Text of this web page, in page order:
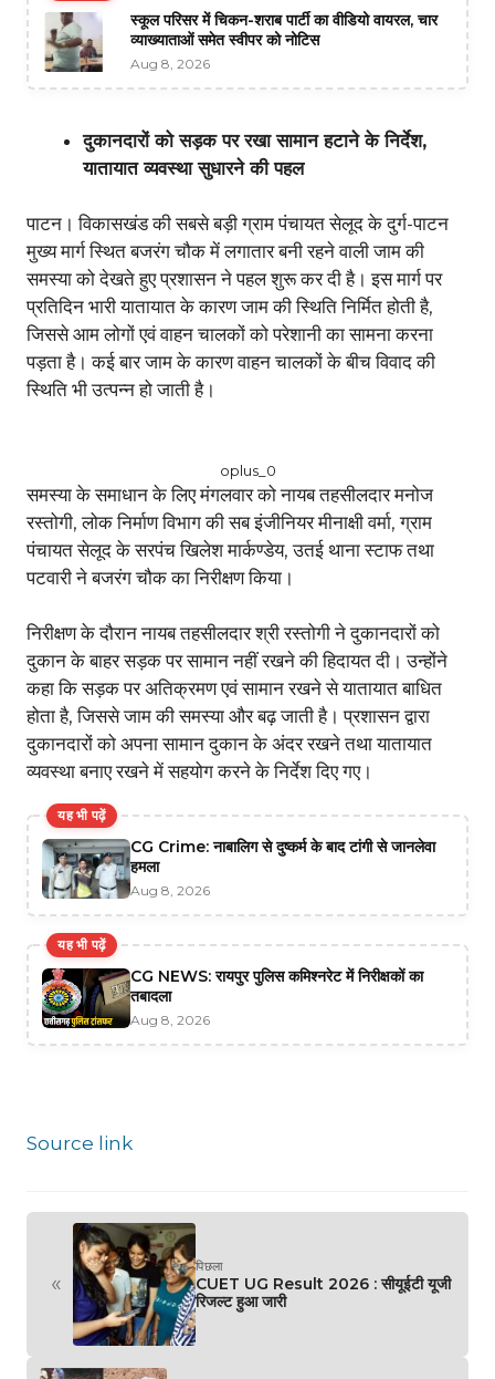
स्कूल परिसर में चिकन-शराब पार्टी का वीडियो वायरल, चार
व्याख्याताओं समेत स्वीपर को नोटिस
Aug 8, 2026
दुकानदारों को सड़क पर रखा सामान हटाने के निर्देश,
यातायात व्यवस्था सुधारने की पहल
पाटन। विकासखंड की सबसे बड़ी ग्राम पंचायत सेलूद के दुर्ग-पाटन
मुख्य मार्ग स्थित बजरंग चौक में लगातार बनी रहने वाली जाम की
समस्या को देखते हुए प्रशासन ने पहल शुरू कर दी है। इस मार्ग पर
प्रतिदिन भारी यातायात के कारण जाम की स्थिति निर्मित होती है,
जिससे आम लोगों एवं वाहन चालकों को परेशानी का सामना करना
पड़ता है। कई बार जाम के कारण वाहन चालकों के बीच विवाद की
स्थिति भी उत्पन्न हो जाती है।
oplus_0
समस्या के समाधान के लिए मंगलवार को नायब तहसीलदार मनोज
रस्तोगी, लोक निर्माण विभाग की सब इंजीनियर मीनाक्षी वर्मा, ग्राम
पंचायत सेलूद के सरपंच खिलेश मार्कण्डेय, उतई थाना स्टाफ तथा
पटवारी ने बजरंग चौक का निरीक्षण किया।
निरीक्षण के दौरान नायब तहसीलदार श्री रस्तोगी ने दुकानदारों को
दुकान के बाहर सड़क पर सामान नहीं रखने की हिदायत दी। उन्होंने
कहा कि सड़क पर अतिक्रमण एवं सामान रखने से यातायात बाधित
होता है, जिससे जाम की समस्या और बढ़ जाती है। प्रशासन द्वारा
दुकानदारों को अपना सामान दुकान के अंदर रखने तथा यातायात
व्यवस्था बनाए रखने में सहयोग करने के निर्देश दिए गए।
यह भी पढ़ें
CG Crime: नाबालिग से दुष्कर्म के बाद टांगी से जानलेवा
हमला
Aug 8, 2026
यह भी पढ़ें
CG NEWS: रायपुर पुलिस कमिश्नरेट में निरीक्षकों का
तबादला
Aug 8, 2026
Source link
«
पिछला
CUET UG Result 2026 : सीयूईटी यूजी
रिजल्ट हुआ जारी